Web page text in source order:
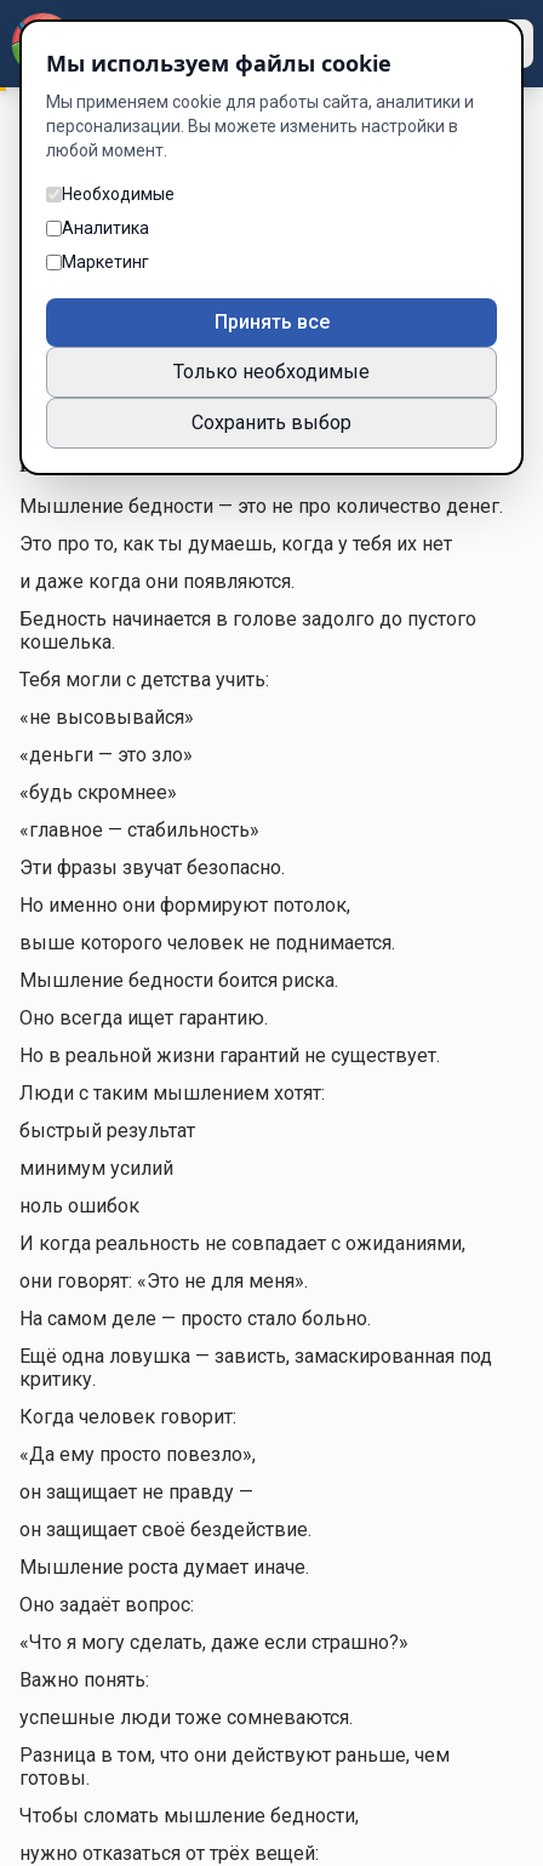
Как стать успешным
сломать
Глава 3. Мышление бедности и
как его сломать
Глава 3 из 15
Шрифт
Глава 3. Мышление бедности и как его сломать
Мышление бедности — это не про количество денег.
Это про то, как ты думаешь, когда у тебя их нет
и даже когда они появляются.
Бедность начинается в голове задолго до пустого
кошелька.
Тебя могли с детства учить:
«не высовывайся»
«деньги — это зло»
«будь скромнее»
«главное — стабильность»
Эти фразы звучат безопасно.
Но именно они формируют потолок,
выше которого человек не поднимается.
Мышление бедности боится риска.
Оно всегда ищет гарантию.
Но в реальной жизни гарантий не существует.
Люди с таким мышлением хотят:
быстрый результат
минимум усилий
ноль ошибок
И когда реальность не совпадает с ожиданиями,
они говорят: «Это не для меня».
На самом деле — просто стало больно.
Ещё одна ловушка — зависть, замаскированная под
критику.
Когда человек говорит:
«Да ему просто повезло»,
он защищает не правду —
он защищает своё бездействие.
Мышление роста думает иначе.
Оно задаёт вопрос:
«Что я могу сделать, даже если страшно?»
Важно понять:
успешные люди тоже сомневаются.
Разница в том, что они действуют раньше, чем
готовы.
Чтобы сломать мышление бедности,
нужно отказаться от трёх вещей:
Мы используем файлы cookie
Мы применяем cookie для работы сайта, аналитики и
персонализации. Вы можете изменить настройки в
любой момент.
Необходимые
Аналитика
Маркетинг
Принять все
Только необходимые
Сохранить выбор